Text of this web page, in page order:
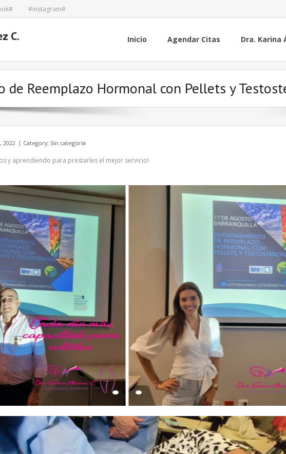
#instagram#
C. Inicio Agendar Citas Dra. Karina
de Reemplazo Hormonal con Pellets y
2022 Category: Sin categoría
y aprendiendo para prestarles el mejor servicio!